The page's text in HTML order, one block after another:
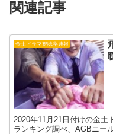
関連記事
金土ドラマ視聴率速報
2020年11月21日付けの金土
ランキング調べ、AGBニー